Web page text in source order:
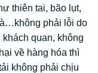
thiên tai, bão lụt,
phải lỗi do
quan, không
về hàng hóa thì
không phải chịu